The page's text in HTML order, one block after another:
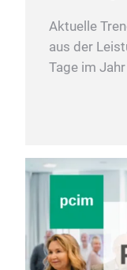
Aktuelle
aus der
Tage im Jahr